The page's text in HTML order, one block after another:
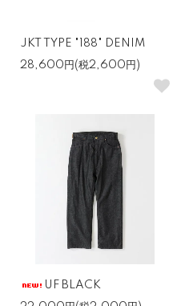
JKT TYPE "188" DENIM
28,600円(税2,600円)
UF BLACK